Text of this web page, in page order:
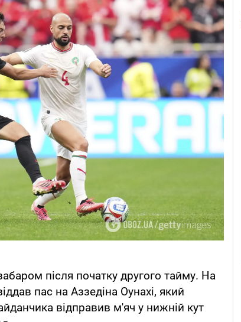
після початку другого тайму. На
пас на Аззедіна Оунахі, який
відправив м'яч у нижній кут